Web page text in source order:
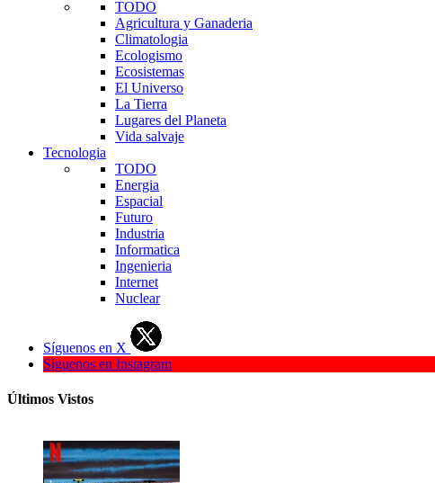
TODO
Agricultura y Ganaderia
Climatologia
Ecologismo
Ecosistemas
El Universo
La Tierra
Lugares del Planeta
Vida salvaje
Tecnologia
TODO
Energia
Espacial
Futuro
Industria
Informatica
Ingenieria
Internet
Nuclear
Síguenos en X
Síguenos en Instagram
Últimos Vistos